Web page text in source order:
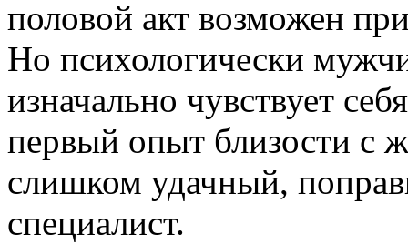
половой акт возможен
Но психологически
изначально чувствует
первый опыт близости с
слишком удачный,
специалист.